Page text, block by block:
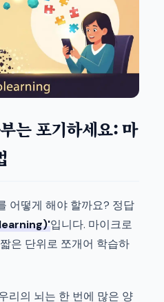
는 포기하세요: 마
어떻게 해야 할까요? 정답
입니다. 마이크로
은 단위로 쪼개어 학습하
리의 뇌는 한 번에 많은 양